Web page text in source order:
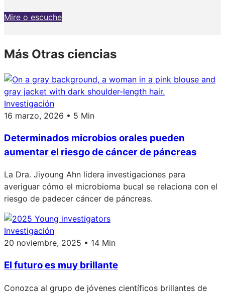
Mire o escuche
Más Otras ciencias
Investigación
16 marzo, 2026 • 5 Min
Determinados microbios orales pueden
aumentar el riesgo de cáncer de páncreas
La Dra. Jiyoung Ahn lidera investigaciones para
averiguar cómo el microbioma bucal se relaciona con el
riesgo de padecer cáncer de páncreas.
Investigación
20 noviembre, 2025 • 14 Min
El futuro es muy brillante
Conozca al grupo de jóvenes científicos brillantes de